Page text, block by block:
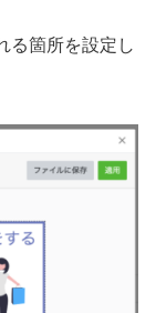
る箇所を設定し